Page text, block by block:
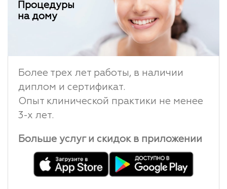
Процедуры
на дому
Более трех лет работы, в наличии
диплом и сертификат.
Опыт клинической практики не менее
3-х лет.
Больше услуг и скидок в приложении